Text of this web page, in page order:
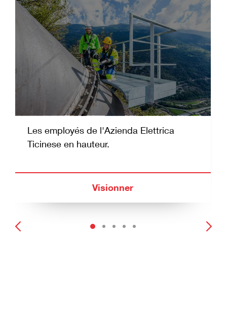
Les employés de l'Azienda Elettrica
Ticinese en hauteur.
Visionner